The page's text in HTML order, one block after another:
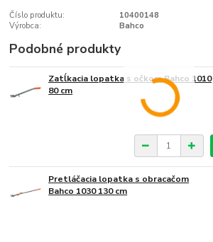
Číslo produktu:
10400148
Výrobca:
Bahco
Podobné produkty
Zatĺkacia lopatka s očkom Bahco 1010
80 cm
Pretláčacia lopatka s obracačom
Bahco 1030 130 cm